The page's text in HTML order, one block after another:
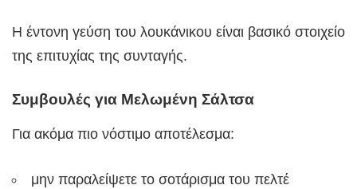
Η έντονη γεύση του λουκάνικου είναι βασικό στοιχείο
της επιτυχίας της συνταγής.
Συμβουλές για Μελωμένη Σάλτσα
Για ακόμα πιο νόστιμο αποτέλεσμα:
μην παραλείψετε το σοτάρισμα του πελτέ